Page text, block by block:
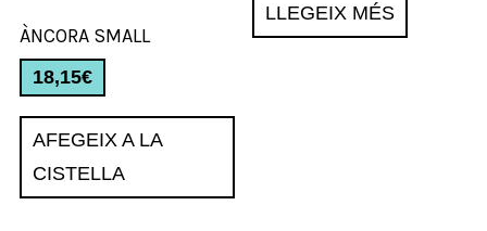
ÀNCORA SMALL
18,15€
AFEGEIX A LA
CISTELLA
original
LLEGEIX MÉS